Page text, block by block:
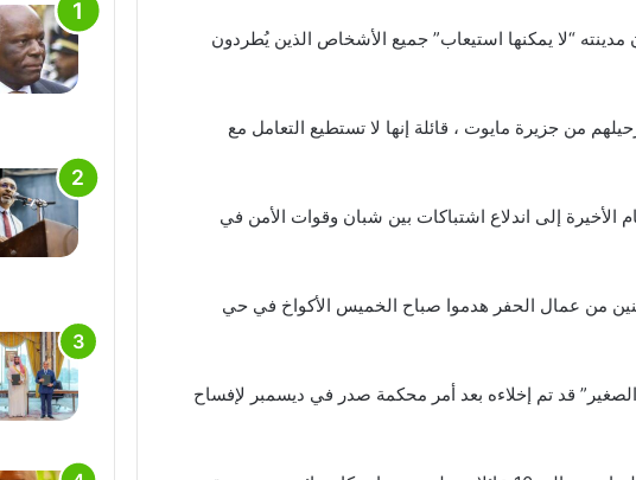
“لا يمكنها استيعاب” جميع الأشخاص الذين يُطردون
من جزيرة مايوت ، قائلة إنها لا تستطيع التعامل مع
الأخيرة إلى اندلاع اشتباكات بين شبان وقوات الأمن في
من عمال الحفر هدموا صباح الخميس الأكواخ في حي
قد تم إخلاءه بعد أمر محكمة صدر في ديسمبر لإفساح